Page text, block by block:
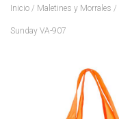
d
r
Inicio / Maletines y Morrales /
Sunday VA-907